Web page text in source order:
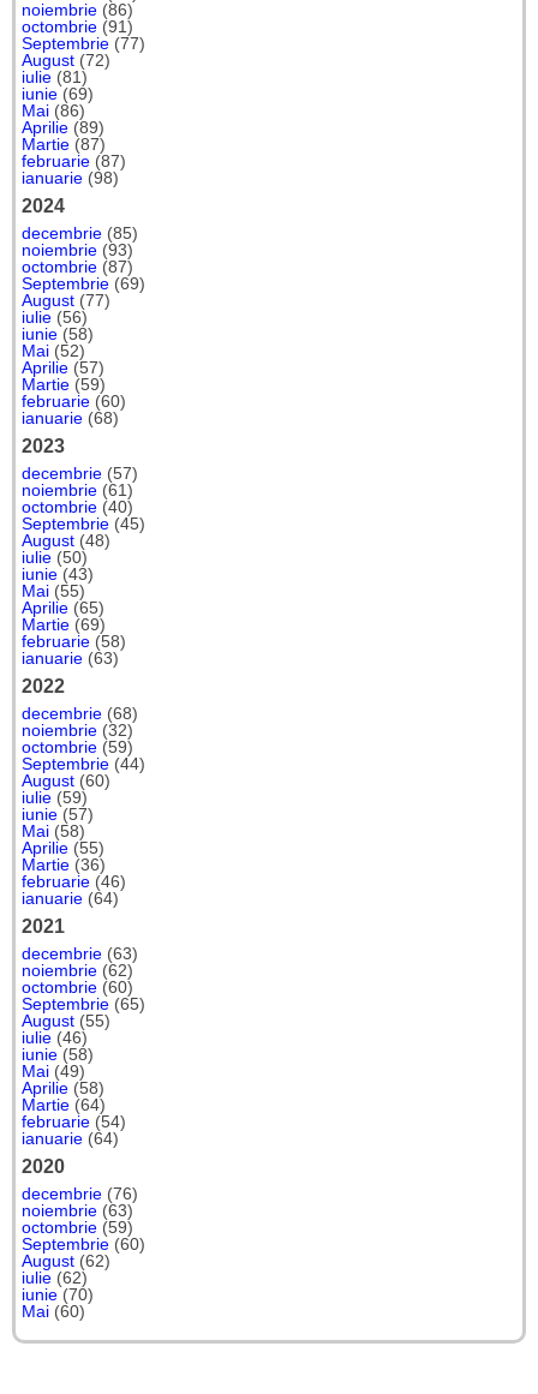
noiembrie (86)
octombrie (91)
Septembrie (77)
August (72)
iulie (81)
iunie (69)
Mai (86)
Aprilie (89)
Martie (87)
februarie (87)
ianuarie (98)
2024
decembrie (85)
noiembrie (93)
octombrie (87)
Septembrie (69)
August (77)
iulie (56)
iunie (58)
Mai (52)
Aprilie (57)
Martie (59)
februarie (60)
ianuarie (68)
2023
decembrie (57)
noiembrie (61)
octombrie (40)
Septembrie (45)
August (48)
iulie (50)
iunie (43)
Mai (55)
Aprilie (65)
Martie (69)
februarie (58)
ianuarie (63)
2022
decembrie (68)
noiembrie (32)
octombrie (59)
Septembrie (44)
August (60)
iulie (59)
iunie (57)
Mai (58)
Aprilie (55)
Martie (36)
februarie (46)
ianuarie (64)
2021
decembrie (63)
noiembrie (62)
octombrie (60)
Septembrie (65)
August (55)
iulie (46)
iunie (58)
Mai (49)
Aprilie (58)
Martie (64)
februarie (54)
ianuarie (64)
2020
decembrie (76)
noiembrie (63)
octombrie (59)
Septembrie (60)
August (62)
iulie (62)
iunie (70)
Mai (60)